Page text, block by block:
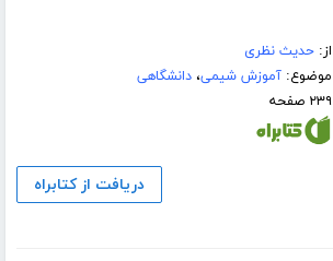
از:حدیث نظری
موضوع:آموزش شیمی،دانشگاهی
۲۳۹ صفحه
دریافت از کتابراه